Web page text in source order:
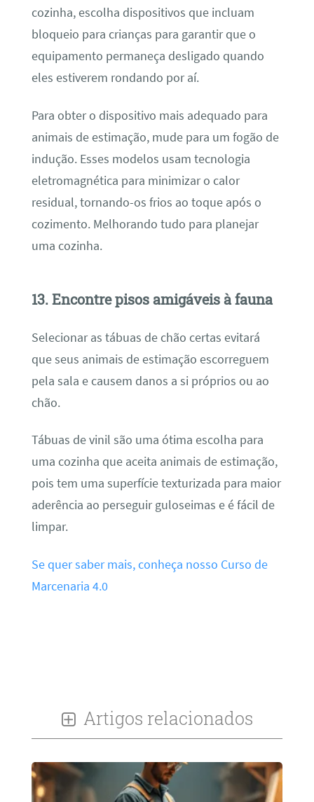
cozinha, escolha dispositivos que incluam
bloqueio para crianças para garantir que o
equipamento permaneça desligado quando
eles estiverem rondando por aí.
Para obter o dispositivo mais adequado para
animais de estimação, mude para um fogão de
indução. Esses modelos usam tecnologia
eletromagnética para minimizar o calor
residual, tornando-os frios ao toque após o
cozimento. Melhorando tudo para planejar
uma cozinha.
13. Encontre pisos amigáveis ​​à fauna
Selecionar as tábuas de chão certas evitará
que seus animais de estimação escorreguem
pela sala e causem danos a si próprios ou ao
chão.
Tábuas de vinil são uma ótima escolha para
uma cozinha que aceita animais de estimação,
pois tem uma superfície texturizada para maior
aderência ao perseguir guloseimas e é fácil de
limpar.
Se quer saber mais, conheça nosso Curso de
Marcenaria 4.0
Artigos relacionados